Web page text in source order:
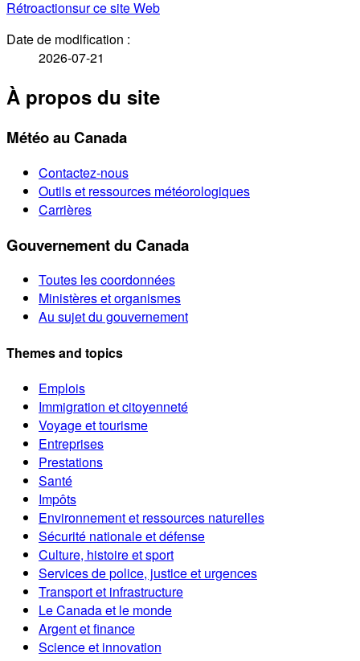
Rétroactionsur ce site Web
Date de modification :
2026-07-21
À propos du site
Météo au Canada
Contactez-nous
Outils et ressources météorologiques
Carrières
Gouvernement du Canada
Toutes les coordonnées
Ministères et organismes
Au sujet du gouvernement
Themes and topics
Emplois
Immigration et citoyenneté
Voyage et tourisme
Entreprises
Prestations
Santé
Impôts
Environnement et ressources naturelles
Sécurité nationale et défense
Culture, histoire et sport
Services de police, justice et urgences
Transport et infrastructure
Le Canada et le monde
Argent et finance
Science et innovation